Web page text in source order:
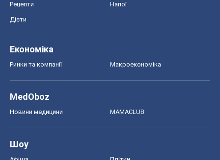
Рецепти Напої
Дієти
Економіка
Ринки та компанії Макроекономіка
MedOboz
Новини медицини MAMACLUB
Шоу